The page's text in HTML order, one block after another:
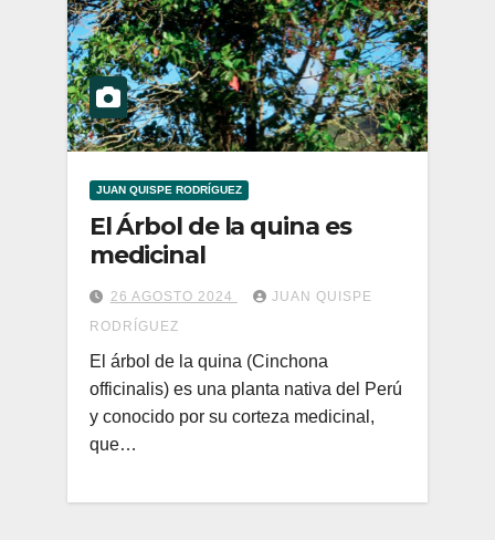
JUAN QUISPE RODRÍGUEZ
El Árbol de la quina es
medicinal
26 AGOSTO 2024
JUAN QUISPE
RODRÍGUEZ
El árbol de la quina (Cinchona
officinalis) es una planta nativa del Perú
y conocido por su corteza medicinal,
que…